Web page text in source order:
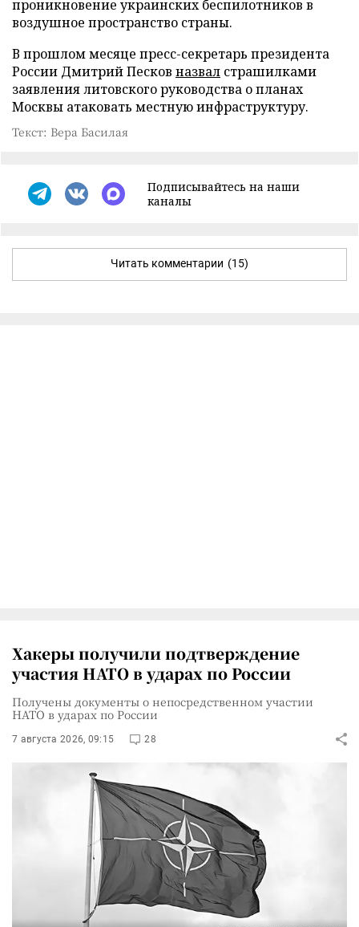
проникновение украинских беспилотников в
воздушное пространство страны.
В прошлом месяце пресс-секретарь президента
России Дмитрий Песков назвал страшилками
заявления литовского руководства о планах
Москвы атаковать местную инфраструктуру.
Текст: Вера Басилая
Подписывайтесь на наши
каналы
Читать комментарии (15)
Хакеры получили подтверждение
участия НАТО в ударах по России
Получены документы о непосредственном участии
НАТО в ударах по России
7 августа 2026, 09:15 28